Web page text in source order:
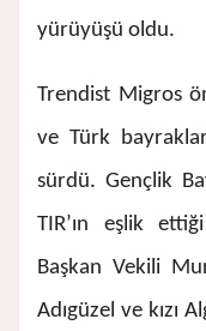
yürüyüşü oldu.
Trendist Migros
ve Türk
sürdü. Gençlik
TIR’ın eşlik
Başkan Vekili
Adıgüzel ve kızı